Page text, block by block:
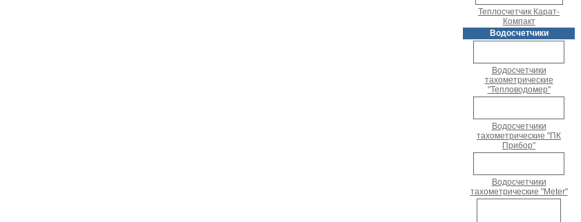
Теплосчетчик Карат-
Компакт
Водосчетчики
Водосчетчики
тахометрические
"Тепловодомер"
Водосчетчики
тахометрические "ПК
Прибор"
Водосчетчики
тахометрические "Meter"